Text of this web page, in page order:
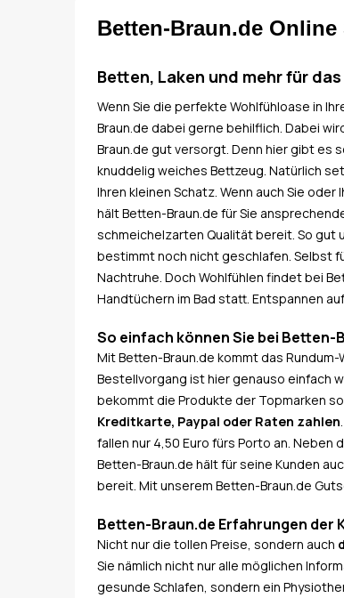
Betten-Braun.de Online
Betten, Laken und mehr für
Wenn Sie die perfekte Wohlfühloase in
Braun.de dabei gerne behilflich. Dabei
Braun.de gut versorgt. Denn hier gibt es
knuddelig weiches Bettzeug. Natürlich
Ihren kleinen Schatz. Wenn auch Sie
hält Betten-Braun.de für Sie
schmeichelzarten Qualität bereit. So gut
bestimmt noch nicht geschlafen. Selbst
Nachtruhe. Doch Wohlfühlen findet bei
Handtüchern im Bad statt. Entspannen
So einfach können Sie bei Betten-
Mit Betten-Braun.de kommt das
Bestellvorgang ist hier genauso einfach
bekommt die Produkte der Topmarken
Kreditkarte, Paypal oder Raten zahlen
fallen nur 4,50 Euro fürs Porto an. Neben
Betten-Braun.de hält für seine Kunden
bereit. Mit unserem Betten-Braun.de
Betten-Braun.de Erfahrungen der
Nicht nur die tollen Preise, sondern auch
Sie nämlich nicht nur alle möglichen
gesunde Schlafen, sondern ein